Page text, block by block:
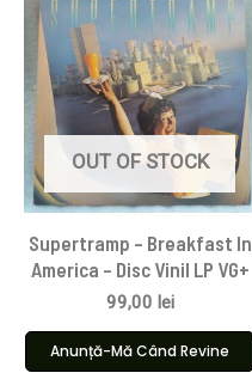
OUT OF STOCK
Supertramp – Breakfast In
America – Disc Vinil LP VG+
99,00 lei
Anunță-Mă Când Revine